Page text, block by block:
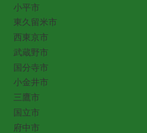
小平市
東久留米市
西東京市
武蔵野市
国分寺市
小金井市
三鷹市
国立市
府中市